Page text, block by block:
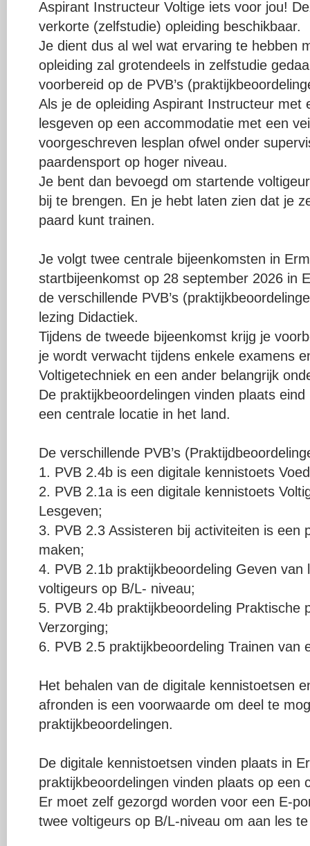
Aspirant Instructeur Voltige iets voor jou!
verkorte (zelfstudie) opleiding beschikbaar.
Je dient dus al wel wat ervaring te hebben
opleiding zal grotendeels in zelfstudie
voorbereid op de PVB’s
Als je de opleiding Aspirant Instructeur met
lesgeven op een accommodatie met een
voorgeschreven lesplan ofwel onder
paardensport op hoger niveau.
Je bent dan bevoegd om startende
bij te brengen. En je hebt laten zien dat je
paard kunt trainen.
Je volgt twee centrale bijeenkomsten in
startbijeenkomst op 28 september 2026 in
de verschillende PVB’s
lezing Didactiek.
Tijdens de tweede bijeenkomst krijg je
je wordt verwacht tijdens enkele examens
Voltigetechniek en een ander belangrijk
De praktijkbeoordelingen vinden plaats
een centrale locatie in het land.
De verschillende PVB’s
1. PVB 2.4b is een digitale kennistoets
2. PVB 2.1a is een digitale kennistoets
Lesgeven;
3. PVB 2.3 Assisteren bij activiteiten is een
maken;
4. PVB 2.1b praktijkbeoordeling Geven
voltigeurs op B/L- niveau;
5. PVB 2.4b praktijkbeoordeling Praktische
Verzorging;
6. PVB 2.5 praktijkbeoordeling Trainen van
Het behalen van de digitale kennistoetsen
afronden is een voorwaarde om deel te
praktijkbeoordelingen.
De digitale kennistoetsen vinden plaats in
praktijkbeoordelingen vinden plaats op een
Er moet zelf gezorgd worden voor een E-
twee voltigeurs op B/L-niveau om aan les